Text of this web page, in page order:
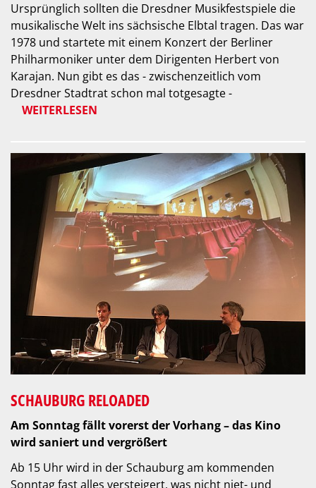
Ursprünglich sollten die Dresdner Musikfestspiele die
musikalische Welt ins sächsische Elbtal tragen. Das war
1978 und startete mit einem Konzert der Berliner
Philharmoniker unter dem Dirigenten Herbert von
Karajan. Nun gibt es das - zwischenzeitlich vom
Dresdner Stadtrat schon mal totgesagte -
WEITERLESEN
SCHAUBURG RELOADED
Am Sonntag fällt vorerst der Vorhang – das Kino
wird saniert und vergrößert
Ab 15 Uhr wird in der Schauburg am kommenden
Sonntag fast alles versteigert, was nicht niet- und